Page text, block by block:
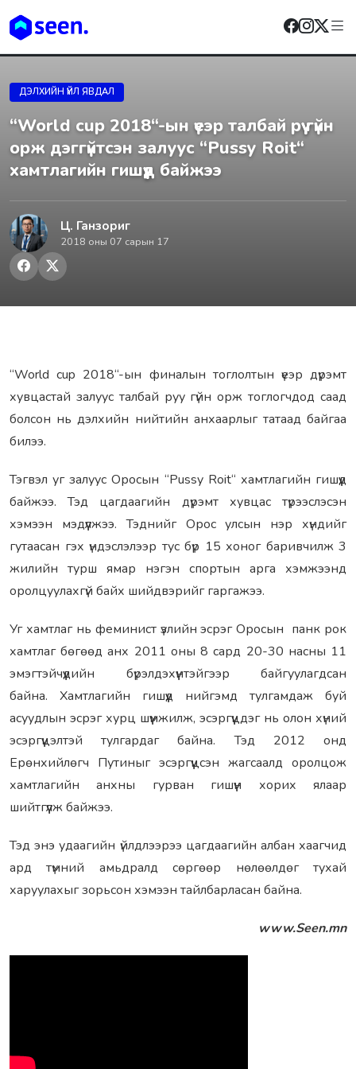
ДЭЛХИЙН ҮЙЛ ЯВДАЛ
“World cup 2018“-ын үеэр талбай рүү гүйн
орж дэггүйтсэн залуус “Pussy Roit“
хамтлагийн гишүүд байжээ
Ц. Ганзориг
2018 оны 07 сарын 17
“World cup 2018“-ын финалын тоглолтын үеэр дүрэмт
хувцастай залуус талбай руу гүйн орж тоглогчдод саад
болсон нь дэлхийн нийтийн анхаарлыг татаад байгаа
билээ.
Тэгвэл уг залуус Оросын “Pussy Roit“ хамтлагийн гишүүд
байжээ. Тэд цагдаагийн дүрэмт хувцас түрээслэсэн
хэмээн мэдүүлжээ. Тэднийг Орос улсын нэр хүндийг
гутаасан гэх үндэслэлээр тус бүр 15 хоног баривчилж 3
жилийн турш ямар нэгэн спортын арга хэмжээнд
оролцуулахгүй байх шийдвэрийг гаргажээ.
Уг хамтлаг нь феминист үзлийн эсрэг Оросын панк рок
хамтлаг бөгөөд анх 2011 оны 8 сард 20-30 насны 11
эмэгтэйчүүдийн бүрэлдэхүүнтэйгээр байгуулагдсан
байна. Хамтлагийн гишүүд нийгэмд тулгамдаж буй
асуудлын эсрэг хурц шүүмжилж, эсэргүүцдэг нь олон хүний
эсэргүүцэлтэй тулгардаг байна. Тэд 2012 онд
Ерөнхийлөгч Путиныг эсэргүүцсэн жагсаалд оролцож
хамтлагийн анхны гурван гишүүн хорих ялаар
шийтгүүлж байжээ.
Тэд энэ удаагийн үйлдлээрээ цагдаагийн албан хаагчид
ард түмний амьдралд сөргөөр нөлөөлдөг тухай
харуулахыг зорьсон хэмээн тайлбарласан байна.
www.Seen.mn